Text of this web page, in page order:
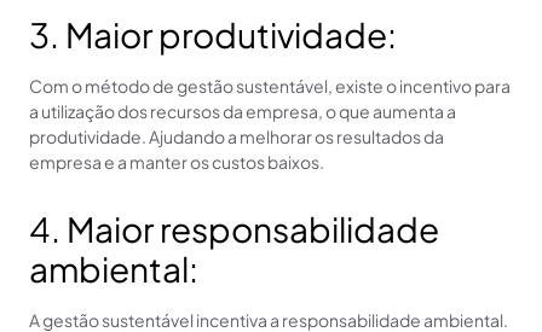
3. Maior produtividade:
Com o método de gestão sustentável, existe o incentivo para
a utilização dos recursos da empresa, o que aumenta a
produtividade. Ajudando a melhorar os resultados da
empresa e a manter os custos baixos.
4. Maior responsabilidade
ambiental:
A gestão sustentável incentiva a responsabilidade ambiental.